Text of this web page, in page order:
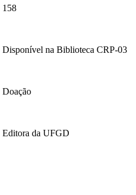
158
Disponível na Biblioteca CRP-03
Doação
Editora da UFGD